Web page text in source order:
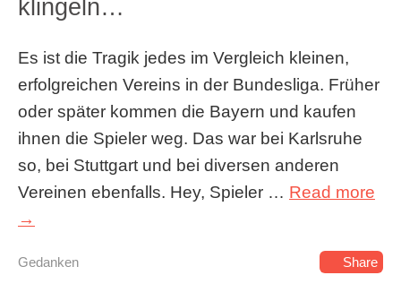
klingeln…
Es ist die Tragik jedes im Vergleich kleinen,
erfolgreichen Vereins in der Bundesliga. Früher
oder später kommen die Bayern und kaufen
ihnen die Spieler weg. Das war bei Karlsruhe
so, bei Stuttgart und bei diversen anderen
Vereinen ebenfalls. Hey, Spieler … Read more
→
Gedanken Share